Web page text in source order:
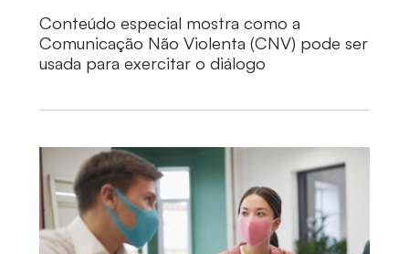
Conteúdo especial mostra como a
Comunicação Não Violenta (CNV) pode ser
usada para exercitar o diálogo